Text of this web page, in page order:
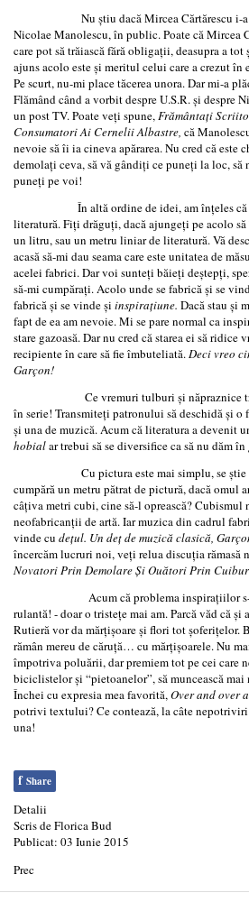
Nu ştiu dacă Mircea Cărtărescu i-a
Nicolae Manolescu, în public. Poate că Mircea
care pot să trăiască fără obligaţii, deasupra a tot
ajuns acolo este şi meritul celui care a crezut în
Pe scurt, nu-mi place tăcerea unora. Dar mi-a
Flămând când a vorbit despre U.S.R. şi despre
un post TV. Poate veţi spune,Frământaţi
Consumatori Ai Cernelii Albastre, că
nevoie să îi ia cineva apărarea. Nu cred că este
demolaţi ceva, să vă gândiţi ce puneţi la loc,
puneţi pe voi!
În altă ordine de idei, am înţeles că s-a
literatură. Fiţi drăguţi, dacă ajungeţi pe acolo
un litru, sau un metru liniar de literatură. Vă
acasă să-mi dau seama care este unitatea de
acelei fabrici. Dar voi sunteţi băieţi deştepţi,
să-mi cumpăraţi. Acolo unde se fabrică şi se
fabrică şi se vinde şi inspiraţiune. Dacă stau şi
fapt de ea am nevoie. Mi se pare normal ca
stare gazoasă. Dar nu cred că starea ei să
recipiente în care să fie îmbuteliată.Deci vreo
Garçon!
Ce vremuri tulburi şi năpraznice
în serie! Transmiteţi patronului să deschidă şi o
şi una de muzică. Acum că literatura a devenit
hobialar trebui să se diversifice ca să nu dăm în
Cu pictura este mai simplu, se ştie un
cumpără un metru pătrat de pictură, dacă omul
câţiva metri cubi, cine să-l oprească? Cubismul
neofabricanţii de artă. Iar muzica din cadrul
vinde cu deţul. Un deţ de muzică clasică,
încercăm lucruri noi, veţi relua discuţia rămasă
Novatori Prin Demolare Şi Ouători Prin
Acum că problema inspiraţiilor s-a
rulantă! - doar o tristeţe mai am. Parcă văd că şi
Rutieră vor da mărţişoare şi flori tot şoferiţelor.
rămân mereu de căruţă… cu mărţişoarele. Nu
împotriva poluării, dar premiem tot pe cei care
biciclistelor şi “pietoanelor”, să muncească
Închei cu expresia mea favorită,Over and over
potrivi textului? Ce contează, la câte
una!
f Share
Detalii
Scris deFlorica Bud
Publicat: 03 Iunie 2015
Prec